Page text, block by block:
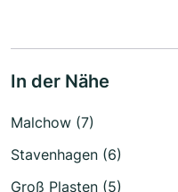
In der Nähe
Malchow (7)
Stavenhagen (6)
Groß Plasten (5)